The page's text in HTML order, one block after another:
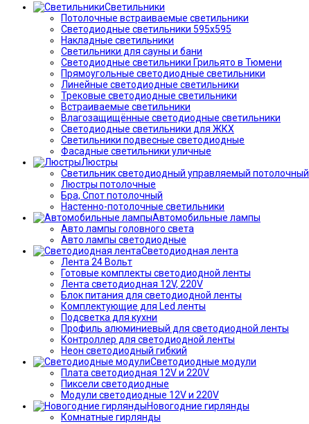
Светильники
Потолочные встраиваемые светильники
Светодиодные светильники 595х595
Накладные светильники
Светильники для сауны и бани
Светодиодные светильники Грильято в Тюмени
Прямоугольные светодиодные светильники
Линейные светодиодные светильники
Трековые светодиодные светильники
Встраиваемые светильники
Влагозащищённые светодиодные светильники
Светодиодные светильники для ЖКХ
Светильники подвесные светодиодные
Фасадные светильники уличные
Люстры
Светильник светодиодный управляемый потолочный
Люстры потолочные
Бра, Спот потолочный
Настенно-потолочные светильники
Автомобильные лампы
Авто лампы головного света
Авто лампы светодиодные
Светодиодная лента
Лента 24 Вольт
Готовые комплекты светодиодной ленты
Лента светодиодная 12V, 220V
Блок питания для светодиодной ленты
Комплектующие для Led ленты
Подсветка для кухни
Профиль алюминиевый для светодиодной ленты
Контроллер для светодиодной ленты
Неон светодиодный гибкий
Светодиодные модули
Плата светодиодная 12V и 220V
Пиксели светодиодные
Модули светодиодные 12V и 220V
Новогодние гирлянды
Комнатные гирлянды